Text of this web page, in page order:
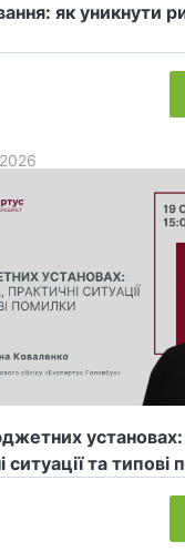
як уникнути
установах:
ситуації та типові